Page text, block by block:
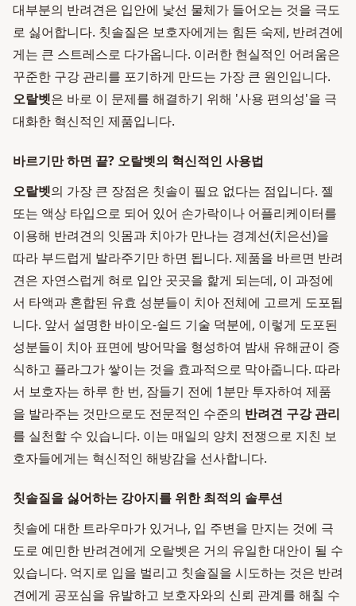
대부분의 반려견은 입안에 낯선 물체가 들어오는 것을 극도
로 싫어합니다. 칫솔질은 보호자에게는 힘든 숙제, 반려견에
게는 큰 스트레스로 다가옵니다. 이러한 현실적인 어려움은
꾸준한 구강 관리를 포기하게 만드는 가장 큰 원인입니다.
오랄벳은 바로 이 문제를 해결하기 위해 '사용 편의성'을 극
대화한 혁신적인 제품입니다.
바르기만 하면 끝? 오랄벳의 혁신적인 사용법
오랄벳의 가장 큰 장점은 칫솔이 필요 없다는 점입니다. 젤
또는 액상 타입으로 되어 있어 손가락이나 어플리케이터를
이용해 반려견의 잇몸과 치아가 만나는 경계선(치은선)을
따라 부드럽게 발라주기만 하면 됩니다. 제품을 바르면 반려
견은 자연스럽게 혀로 입안 곳곳을 핥게 되는데, 이 과정에
서 타액과 혼합된 유효 성분들이 치아 전체에 고르게 도포됩
니다. 앞서 설명한 바이오-쉴드 기술 덕분에, 이렇게 도포된
성분들이 치아 표면에 방어막을 형성하여 밤새 유해균이 증
식하고 플라그가 쌓이는 것을 효과적으로 막아줍니다. 따라
서 보호자는 하루 한 번, 잠들기 전에 1분만 투자하여 제품
을 발라주는 것만으로도 전문적인 수준의 반려견 구강 관리
를 실천할 수 있습니다. 이는 매일의 양치 전쟁으로 지친 보
호자들에게는 혁신적인 해방감을 선사합니다.
칫솔질을 싫어하는 강아지를 위한 최적의 솔루션
칫솔에 대한 트라우마가 있거나, 입 주변을 만지는 것에 극
도로 예민한 반려견에게 오랄벳은 거의 유일한 대안이 될 수
있습니다. 억지로 입을 벌리고 칫솔질을 시도하는 것은 반려
견에게 공포심을 유발하고 보호자와의 신뢰 관계를 해칠 수